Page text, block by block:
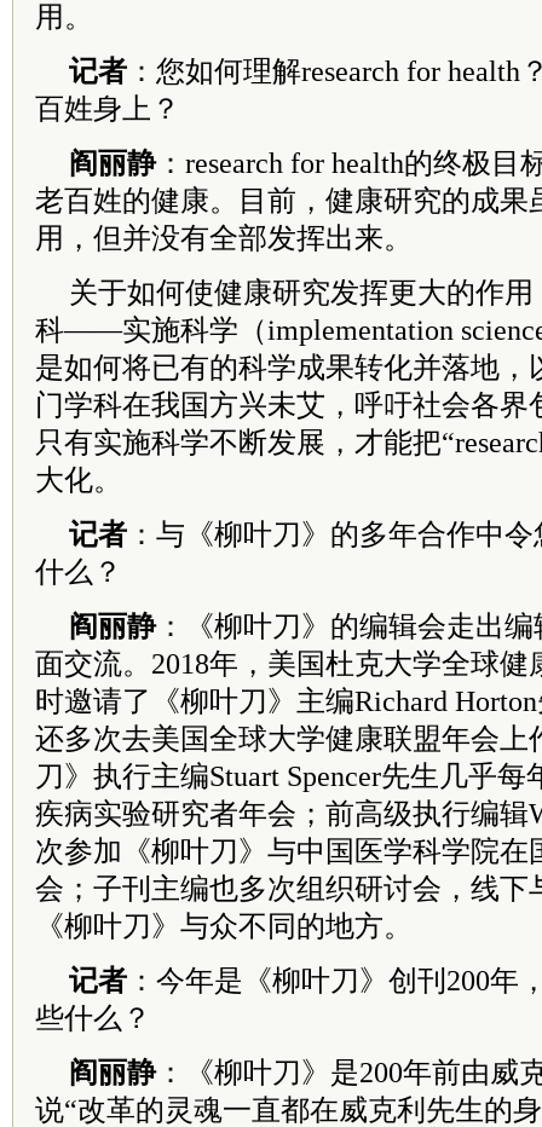
用。
记者 ：您如何理解research for
百姓身上？
阎丽静：research for health的终极
老百姓的健康。目前，健康研究的成果
用，但并没有全部发挥出来。
关于如何使健康研究发挥更大的作
科——实施科学（implementation
是如何将已有的科学成果转化并落地，
门学科在我国方兴未艾，呼吁社会各界
只有实施科学不断发展，才能把
大化。
记者 ：与《柳叶刀》的多年合作中
什么？
阎丽静：《柳叶刀》的编辑会走出
面交流。2018年，美国杜克大学全球
时邀请了《柳叶刀》主编Richard
还多次去美国全球大学健康联盟年会上
刀》执行主编Stuart Spencer先生几乎
疾病实验研究者年会；前高级执行编辑
次参加《柳叶刀》与中国医学科学院在
会；子刊主编也多次组织研讨会，线下
《柳叶刀》与众不同的地方。
记者 ：今年是《柳叶刀》创刊200年
些什么？
阎丽静：《柳叶刀》是200年前由威
说“改革的灵魂一直都在威克利先生的